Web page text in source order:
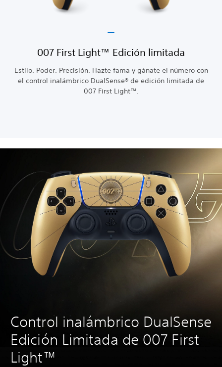
007 First Light™ Edición limitada
Estilo. Poder. Precisión. Hazte fama y gánate el número con
el control inalámbrico DualSense® de edición limitada de
007 First Light™.
Control inalámbrico DualSense
Edición Limitada de 007 First
Light™